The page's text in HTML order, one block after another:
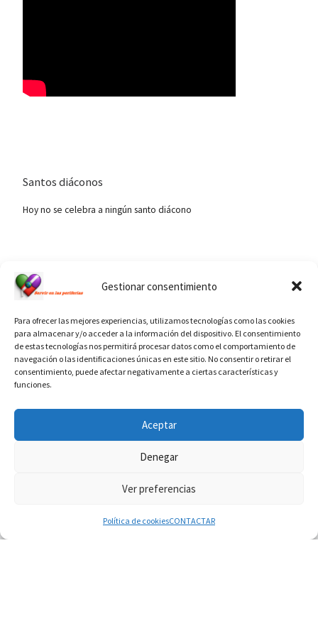
Gestionar consentimiento
Para ofrecer las mejores experiencias, utilizamos tecnologías como las cookies
para almacenar y/o acceder a la información del dispositivo. El consentimiento
de estas tecnologías nos permitirá procesar datos como el comportamiento de
navegación o las identificaciones únicas en este sitio. No consentir o retirar el
consentimiento, puede afectar negativamente a ciertas características y
funciones.
Aceptar
Denegar
Ver preferencias
Política de cookiesCONTACTAR
Santos diáconos
Hoy no se celebra a ningún santo diácono
Diaconado permanente– Todos los derechos reservados
WP